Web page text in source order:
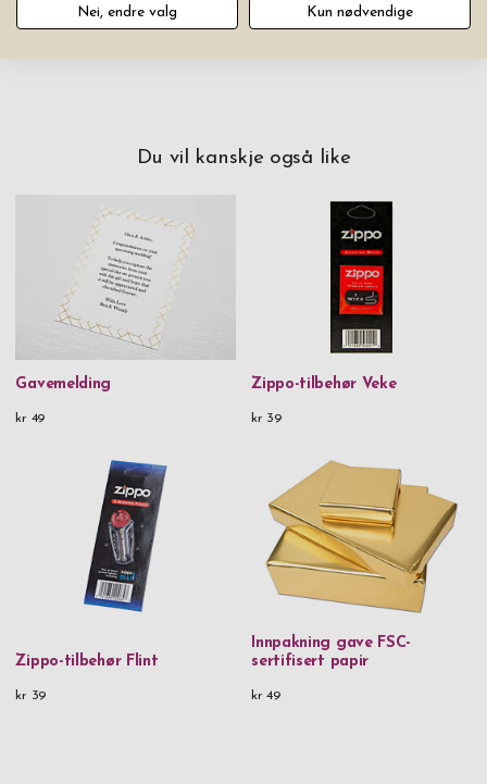
Du vil kanskje også like
Gavemelding
kr 49
Zippo-tilbehør Veke
kr 39
Zippo-tilbehør Flint
kr 39
Innpakning gave FSC-
sertifisert papir
kr 49
Nei, endre valg Kun nødvendige